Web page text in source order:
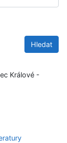
Hledat
Králové -